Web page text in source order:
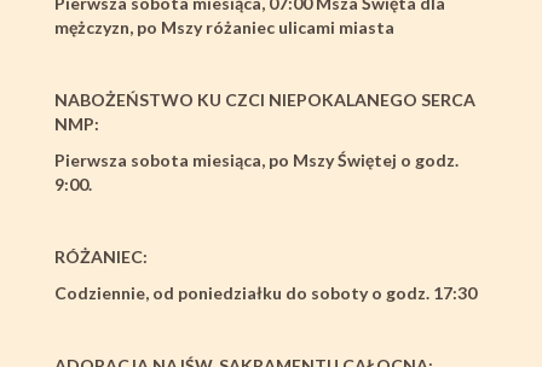
mężczyzn, po Mszy różaniec ulicami miasta
NABOŻEŃSTWO KU CZCI NIEPOKALANEGO SERCA
NMP:
Pierwsza sobota miesiąca, po Mszy Świętej o godz.
9:00.
RÓŻANIEC:
Codziennie, od poniedziałku do soboty o godz. 17:30